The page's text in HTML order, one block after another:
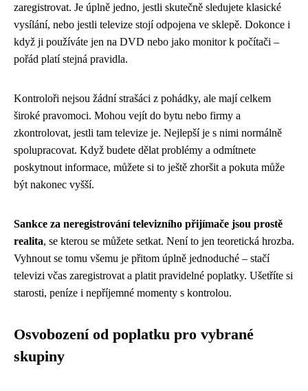
zaregistrovat. Je úplně jedno, jestli skutečně sledujete klasické
vysílání, nebo jestli televize stojí odpojena ve sklepě. Dokonce i
když ji používáte jen na DVD nebo jako monitor k počítači –
pořád platí stejná pravidla.
Kontroloři nejsou žádní strašáci z pohádky, ale mají celkem
široké pravomoci. Mohou vejít do bytu nebo firmy a
zkontrolovat, jestli tam televize je. Nejlepší je s nimi normálně
spolupracovat. Když budete dělat problémy a odmítnete
poskytnout informace, můžete si to ještě zhoršit a pokuta může
být nakonec vyšší.
Sankce za neregistrování televizního přijímače jsou prostě
realita, se kterou se můžete setkat. Není to jen teoretická hrozba.
Vyhnout se tomu všemu je přitom úplně jednoduché – stačí
televizi včas zaregistrovat a platit pravidelné poplatky. Ušetříte si
starosti, peníze i nepříjemné momenty s kontrolou.
Osvobození od poplatku pro vybrané
skupiny